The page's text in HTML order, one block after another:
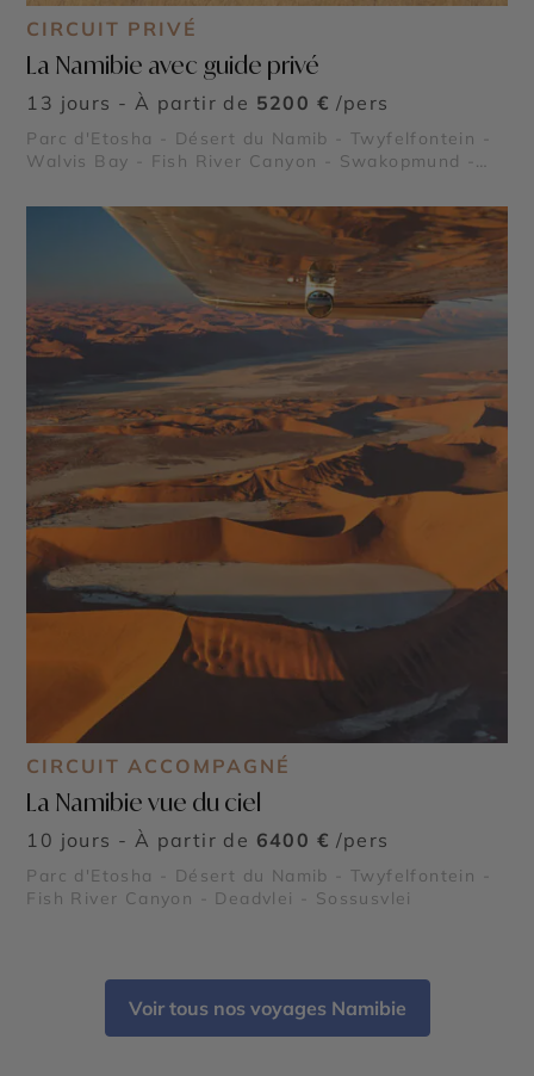
CIRCUIT PRIVÉ
La Namibie avec guide privé
13 jours - À partir de 5200 € /pers
Parc d'Etosha - Désert du Namib - Twyfelfontein -
Walvis Bay - Fish River Canyon - Swakopmund -
CIRCUIT ACCOMPAGNÉ
La Namibie vue du ciel
10 jours - À partir de 6400 € /pers
Parc d'Etosha - Désert du Namib - Twyfelfontein -
Fish River Canyon - Deadvlei - Sossusvlei
Voir tous nos voyages Namibie